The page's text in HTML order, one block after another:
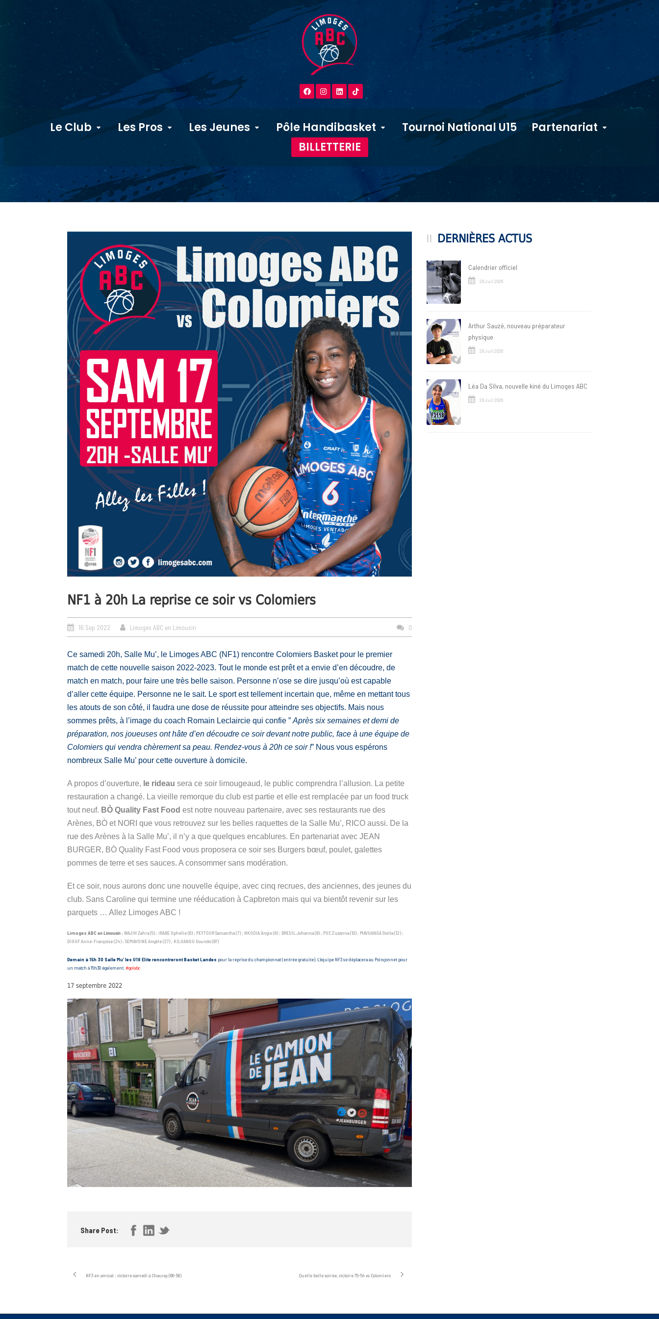
Le Club Les Pros Les Jeunes Pôle Handibasket Tournoi National U15
Partenariat
BILLETTERIE
NF1 à 20h La reprise ce soir vs Colomiers
16 Sep 2022 Limoges ABC en Limousin 0
Ce samedi 20h, Salle Mu’, le Limoges ABC (NF1) rencontre Colomiers Basket pour le premier
match de cette nouvelle saison 2022-2023. Tout le monde est prêt et a envie d’en découdre, de
match en match, pour faire une très belle saison. Personne n’ose se dire jusqu’où est capable
d’aller cette équipe. Personne ne le sait. Le sport est tellement incertain que, même en mettant tous
les atouts de son côté, il faudra une dose de réussite pour atteindre ses objectifs. Mais nous
sommes prêts, à l’image du coach Romain Leclaircie qui confie ” Après six semaines et demi de
préparation, nos joueuses ont hâte d’en découdre ce soir devant notre public, face à une équipe de
Colomiers qui vendra chèrement sa peau. Rendez-vous à 20h ce soir !” Nous vous espérons
nombreux Salle Mu’ pour cette ouverture à domicile.
A propos d’ouverture, le rideau sera ce soir limougeaud, le public comprendra l’allusion. La petite
restauration a changé. La vieille remorque du club est partie et elle est remplacée par un food truck
tout neuf. BÒ Quality Fast Food est notre nouveau partenaire, avec ses restaurants rue des
Arènes, BÒ et NORI que vous retrouvez sur les belles raquettes de la Salle Mu’, RICO aussi. De la
rue des Arènes à la Salle Mu’, il n’y a que quelques encablures. En partenariat avec JEAN
BURGER, BÒ Quality Fast Food vous proposera ce soir ses Burgers bœuf, poulet, galettes
pommes de terre et ses sauces. A consommer sans modération.
Et ce soir, nous aurons donc une nouvelle équipe, avec cinq recrues, des anciennes, des jeunes du
club. Sans Caroline qui termine une rééducation à Capbreton mais qui va bientôt revenir sur les
parquets … Allez Limoges ABC !
Limoges ABC en Limousin : WAJIH Zahra (5) ; IRABE Ophélie (6) ; PEYTOUR Samantha (7) ; NKODIA Angie (8) ; BREUIL Johanna (9) ; PUC Zuzanna (10) ; MAVUANGA Stella (12) ;
DIOUF Anne-Françoise (24) ; SEMAVOINE Angèle (27) ; KILUANGU Goundo (97)
Demain à 15h 30 Salle Mu’ les U18 Elite rencontreront Basket Landes pour la reprise du championnat (entrée gratuite). L’équipe NF3 se déplacera au Poinçonnet pour
un match à 15h30 également. #golabc
17 septembre 2022
Share Post:
NF3 en amical : victoire samedi à Chauray (66-56) Quelle belle soirée, victoire 75-54 vs Colomiers
DERNIÈRES ACTUS
Calendrier officiel
29 Juil 2026
Arthur Sauzé, nouveau préparateur
physique
29 Juil 2026
Léa Da Silva, nouvelle kiné du Limoges ABC
29 Juil 2026